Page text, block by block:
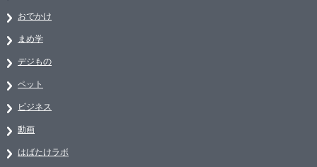
おでかけ
まめ学
デジもの
ペット
ビジネス
動画
はばたけラボ